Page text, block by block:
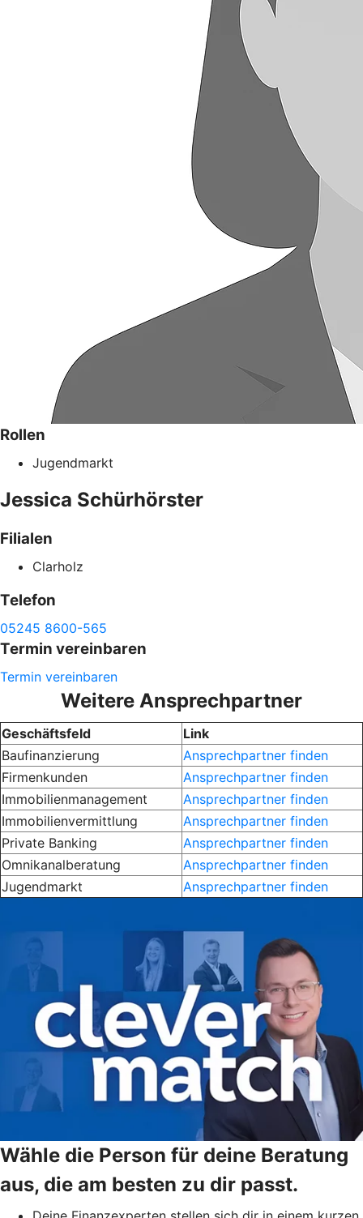
Rollen
Jugendmarkt
Jessica Schürhörster
Filialen
Clarholz
Telefon
05245 8600-565
Termin vereinbaren
Termin vereinbaren
Weitere Ansprechpartner
Geschäftsfeld
Link
Baufinanzierung
Ansprechpartner finden
Firmenkunden
Ansprechpartner finden
Immobilienmanagement
Ansprechpartner finden
Immobilienvermittlung
Ansprechpartner finden
Private Banking
Ansprechpartner finden
Omnikanalberatung
Ansprechpartner finden
Jugendmarkt
Ansprechpartner finden
Wähle die Person für deine Beratung
aus, die am besten zu dir passt.